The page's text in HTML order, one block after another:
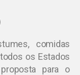
comidas
os Estados
para o